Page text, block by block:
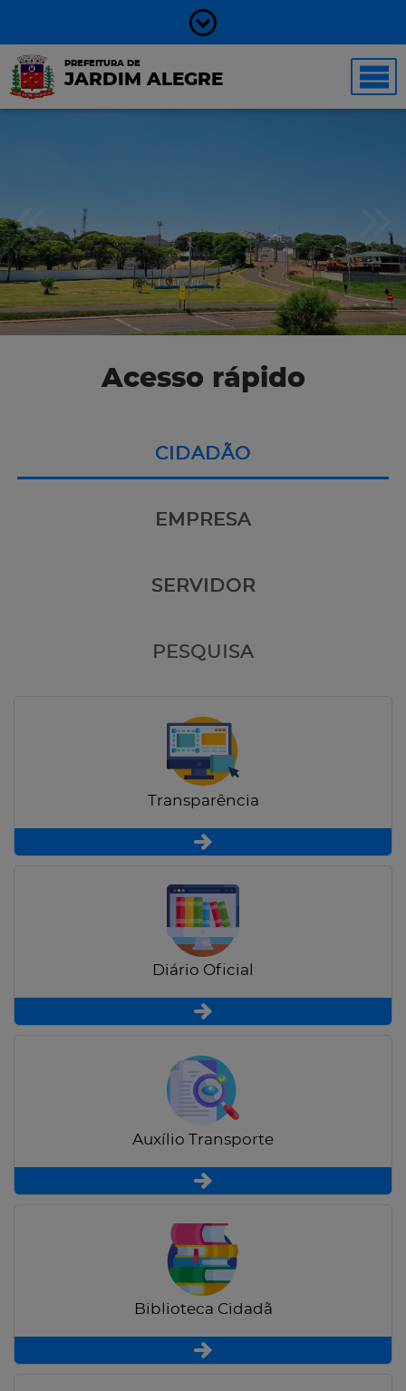
PREFEITURA DE
JARDIM ALEGRE
Acesso rápido
CIDADÃO
EMPRESA
SERVIDOR
PESQUISA
Transparência
Diário Oficial
Auxílio Transporte
Biblioteca Cidadã